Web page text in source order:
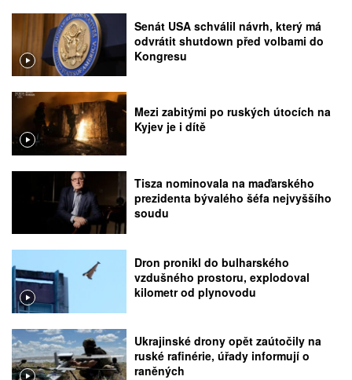
Senát USA schválil návrh, který má
odvrátit shutdown před volbami do
Kongresu
Mezi zabitými po ruských útocích na
Kyjev je i dítě
Tisza nominovala na maďarského
prezidenta bývalého šéfa nejvyššího
soudu
Dron pronikl do bulharského
vzdušného prostoru, explodoval
kilometr od plynovodu
Ukrajinské drony opět zaútočily na
ruské rafinérie, úřady informují o
raněných